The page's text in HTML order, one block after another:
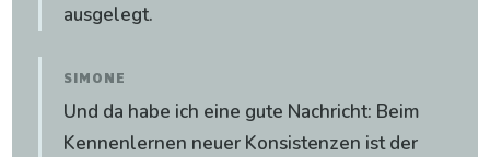
ausgelegt.
SIMONE
Und da habe ich eine gute Nachricht: Beim
Kennenlernen neuer Konsistenzen ist der